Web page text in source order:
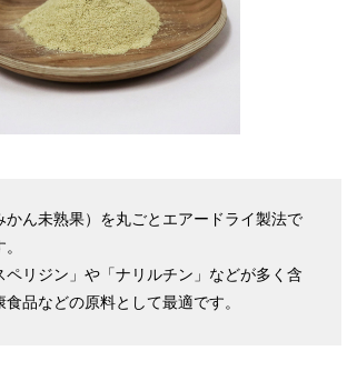
かん未熟果）を丸ごとエアードライ製法で
ペリジン」や「ナリルチン」などが多く含
食品などの原料として最適です。